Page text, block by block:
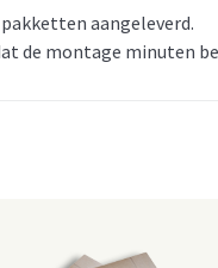
aangeleverd.
de montage minuten